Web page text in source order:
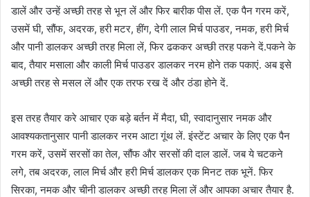
डालें और उन्हें अच्छी तरह से भून लें और फिर बारीक पीस लें. एक पैन गरम करें,
उसमें घी, सौंफ, अदरक, हरी मटर, हींग, देगी लाल मिर्च पाउडर, नमक, हरी मिर्च
और पानी डालकर अच्छी तरह मिला लें, फिर ढककर अच्छी तरह पकने दें.पकने के
बाद, तैयार मसाला और काली मिर्च पाउडर डालकर नरम होने तक पकाएं. अब इसे
अच्छी तरह से मसल लें और एक तरफ रख दें और ठंडा होने दें.
इस तरह तैयार करे आचार एक बड़े बर्तन में मैदा, घी, स्वादानुसार नमक और
आवश्यकतानुसार पानी डालकर नरम आटा गूंथ लें. इंस्टेंट अचार के लिए एक पैन
गरम करें, उसमें सरसों का तेल, सौंफ और सरसों की दाल डालें. जब ये चटकने
लगे, तब अदरक, लाल मिर्च और हरी मिर्च डालकर एक मिनट तक भूनें. फिर
सिरका, नमक और चीनी डालकर अच्छी तरह मिला लें और आपका अचार तैयार है.